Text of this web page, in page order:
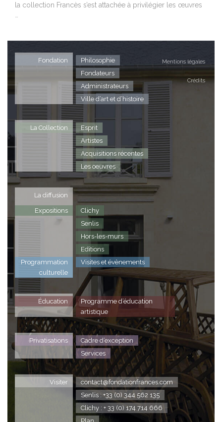
la collection Francès s’est attachée à privilégier les œuvres
Mentions légales
Crédits
Fondation
Philosophie
Fondateurs
Administrateurs
Ville d’art et d’histoire
La Collection
Esprit
Artistes
Acquisitions récentes
Les oeuvres
La diffusion
Expositions
Clichy
Senlis
Hors-les-murs
Editions
Programmation
culturelle
Visites et évènements
Éducation
Programme d’éducation
artistique
Privatisations
Cadre d’exception
Services
Visiter
contact@fondationfrances.com
Senlis : +33 (0) 344 562 135
Clichy : + 33 (0) 174 714 666